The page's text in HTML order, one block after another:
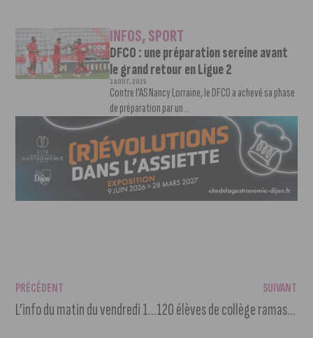
INFOS,SPORT
DFCO : une préparation sereine avant
le grand retour en Ligue 2
3 AOÛT, 2026
Contre l’AS Nancy Lorraine, le DFCO a achevé sa phase
de préparation par un...
PRÉCÉDENT
L’info du matin du vendredi 18 mars 2022
SUIVANT
120 élèves de collège ramassent 350 kilos de déchets